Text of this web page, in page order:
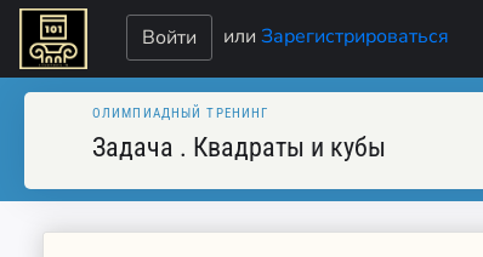
Войти илиЗарегистрироваться
ОЛИМПИАДНЫЙ ТРЕНИНГ
Задача . Квадраты и кубы